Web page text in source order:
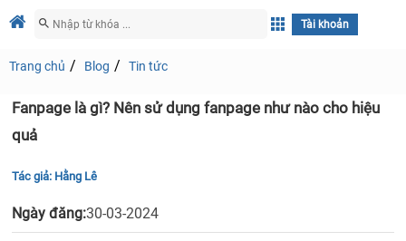
Tài khoản
Trang chủ Blog Tin tức
Fanpage là gì? Nên sử dụng fanpage như nào cho hiệu
quả
Tác giả: Hằng Lê
Ngày đăng:30-03-2024